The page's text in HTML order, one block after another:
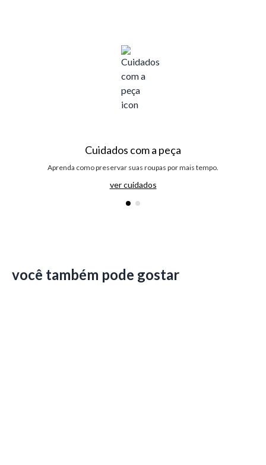
Cuidados com a peça
Aprenda como preservar suas roupas por mais tempo.
ver cuidados
você também pode gostar